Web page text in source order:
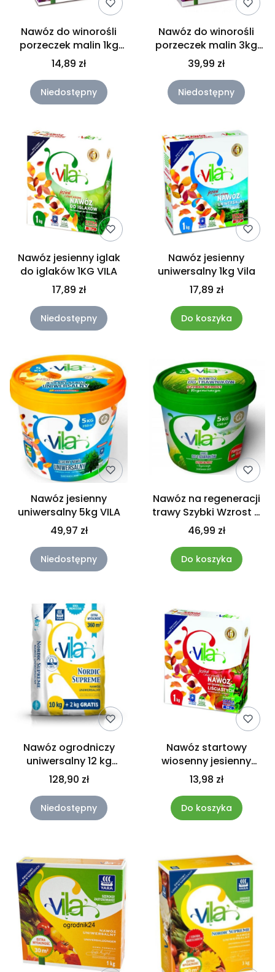
Nawóz do winorośli
porzeczek malin 1kg
VILA
14,89 zł
Niedostępny
Nawóz do winorośli
porzeczek malin 3kg
VILA
39,99 zł
Niedostępny
Nawóz jesienny iglak
do iglaków 1KG VILA
17,89 zł
Niedostępny
Nawóz jesienny
uniwersalny 1kg Vila
17,89 zł
Do koszyka
Nawóz jesienny
uniwersalny 5kg VILA
49,97 zł
Niedostępny
Nawóz na regeneracji
trawy Szybki Wzrost 5
kg Vila
46,99 zł
Do koszyka
Nawóz ogrodniczy
uniwersalny 12 kg
nordic supreme VILA
128,90 zł
Niedostępny
Nawóz startowy
wiosenny jesienny
drzewa krzewy liściaste
1KG VILA
13,98 zł
Do koszyka